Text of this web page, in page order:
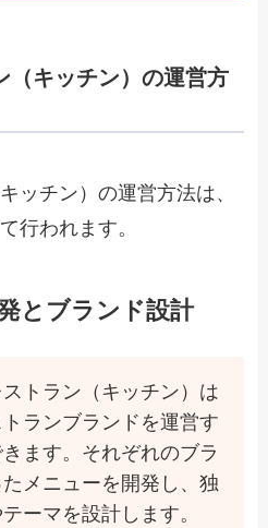
（キッチン）の運営方
ッチン）の運営方法は、
行われます。
とブランド設計
トラン（キッチン）は
ランブランドを運営す
ます。それぞれのブラ
メニューを開発し、独
ーマを設計します。